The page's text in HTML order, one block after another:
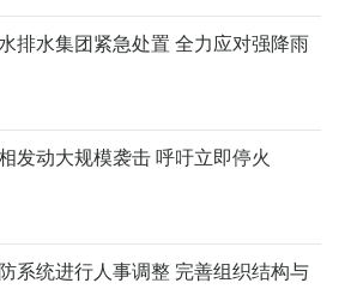
排水集团紧急处置 全力应对强降雨
发动大规模袭击 呼吁立即停火
系统进行人事调整 完善组织结构与